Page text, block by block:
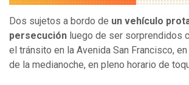
Dos sujetos a bordo de un vehículo
persecución luego de ser sorprendidos
el tránsito en la Avenida San Francisco,
de la medianoche, en pleno horario de